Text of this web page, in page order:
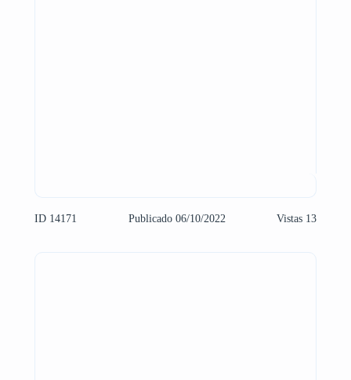
ID 14171 Publicado 06/10/2022 Vistas 13